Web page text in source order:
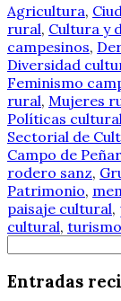
Agricultura,
rural, Cultura y
campesinos,
Diversidad
Feminismo
rural, Mujeres
Políticas
Sectorial de
Campo de
rodero sanz,
Patrimonio,
paisaje cultural,
cultural,
Entradas